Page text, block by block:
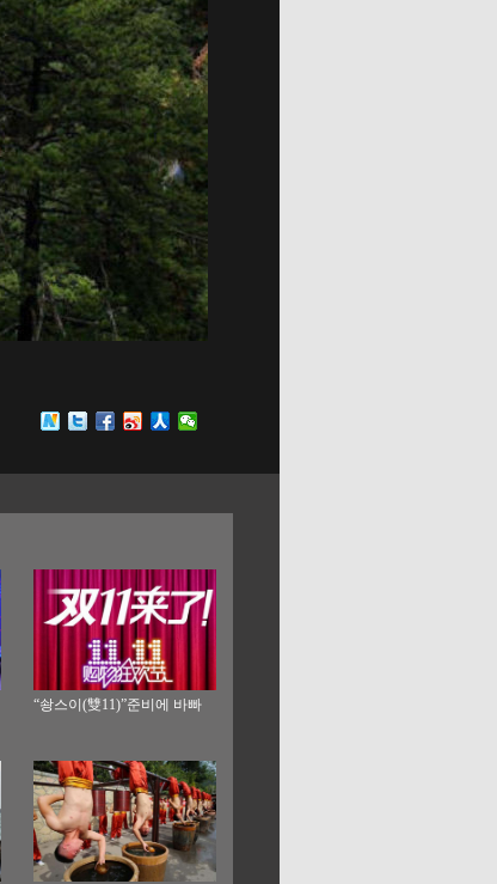
“솽스이(雙11)”준비에 바빠